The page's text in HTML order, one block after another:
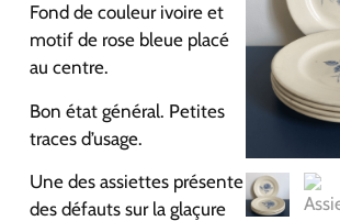
Fond de couleur ivoire et
motif de rose bleue placé
au centre.
Bon état général. Petites
traces d’usage.
Une des assiettes présente
des défauts sur la glaçure